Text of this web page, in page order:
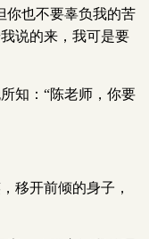
你也不要辜负我的苦
说的来，我可是要
知：“陈老师，你要
移开前倾的身子，